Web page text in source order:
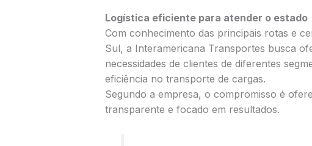
Logística eficiente para atender o estado
Com conhecimento das principais rotas e
Sul, a Interamericana Transportes busca
necessidades de clientes de diferentes
eficiência no transporte de cargas.
Segundo a empresa, o compromisso é
transparente e focado em resultados.